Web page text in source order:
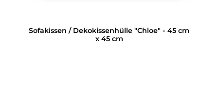
Sofakissen / Dekokissenhülle "Chloe" - 45 cm
x 45 cm